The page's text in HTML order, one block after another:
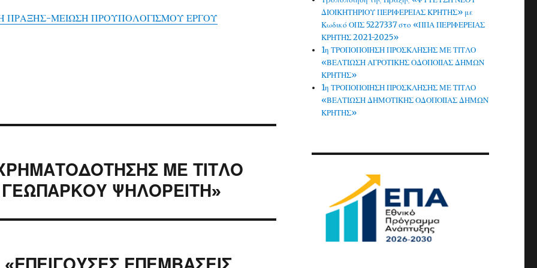
ΠΡΑΞΗΣ-ΜΕΙΩΣΗ ΠΡΟΥΠΟΛΟΓΙΣΜΟΥ ΕΡΓΟΥ
ΜΕ ΤΙΤΛΟ
ΨΗΛΟΡΕΙΤΗ»
ΔΙΟΙΚΗΤΗΡΙΟΥ ΠΕΡΙΦΕΡΕΙΑΣ ΚΡΗΤΗΣ» με
Κωδικό ΟΠΣ 5227337 στο «ΠΠΑ ΠΕΡΙΦΕΡΕΙΑΣ
ΚΡΗΤΗΣ 2021-2025»
1η ΤΡΟΠΟΠΟΙΗΣΗ ΠΡΟΣΚΛΗΣΗΣ ΜΕ ΤΙΤΛΟ
«ΒΕΛΤΙΩΣΗ ΑΓΡΟΤΙΚΗΣ ΟΔΟΠΟΙΙΑΣ ΔΗΜΩΝ
ΚΡΗΤΗΣ»
1η ΤΡΟΠΟΠΟΙΗΣΗ ΠΡΟΣΚΛΗΣΗΣ ΜΕ ΤΙΤΛΟ
«ΒΕΛΤΙΩΣΗ ΔΗΜΟΤΙΚΗΣ ΟΔΟΠΟΙΙΑΣ ΔΗΜΩΝ
ΚΡΗΤΗΣ»